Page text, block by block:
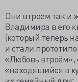
Они втроём так и
Владимира в его
(который теперь
и стали
«Любовь втроём»,
«находящийся в